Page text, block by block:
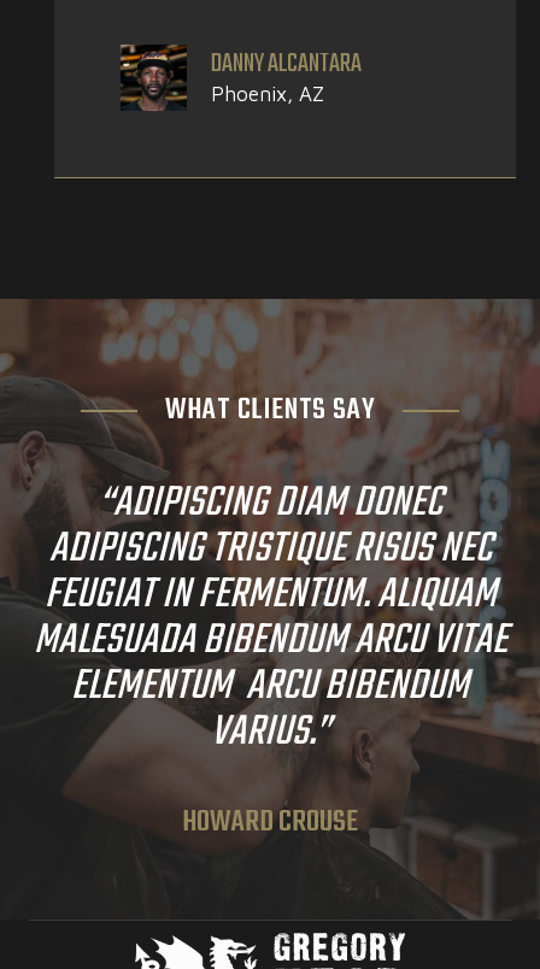
DANNY ALCANTARA
Phoenix, AZ
WHAT CLIENTS SAY
“ADIPISCING DIAM DONEC
ADIPISCING TRISTIQUE RISUS NEC
FEUGIAT IN FERMENTUM. ALIQUAM
MALESUADA BIBENDUM ARCU VITAE
ELEMENTUM ARCU BIBENDUM
VARIUS.”
HOWARD CROUSE